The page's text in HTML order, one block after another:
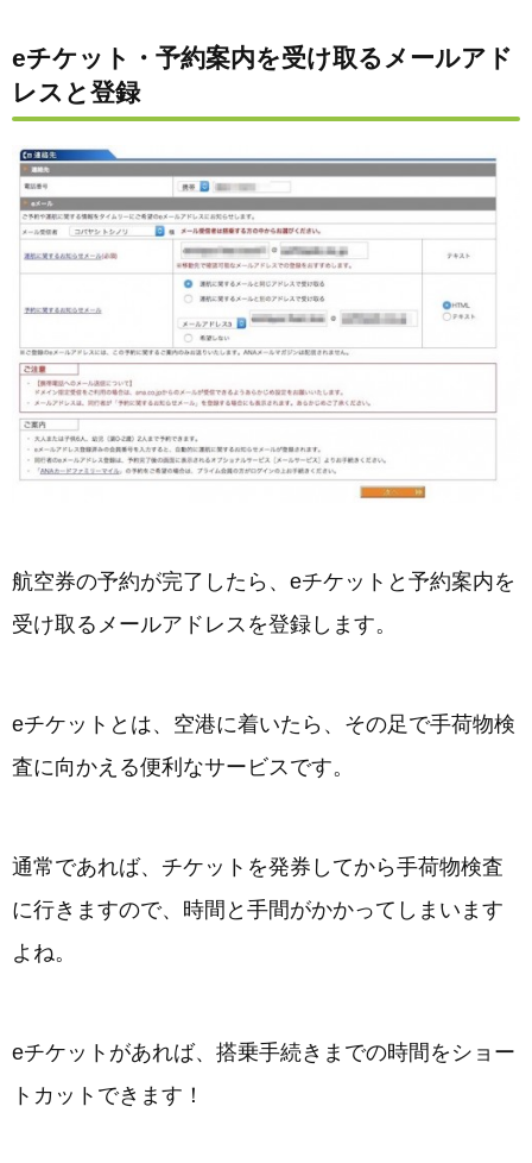
eチケット・予約案内を受け取るメールアド
レスと登録
航空券の予約が完了したら、eチケットと予約案内を
受け取るメールアドレスを登録します。
eチケットとは、空港に着いたら、その足で手荷物検
査に向かえる便利なサービスです。
通常であれば、チケットを発券してから手荷物検査
に行きますので、時間と手間がかかってしまいます
よね。
eチケットがあれば、搭乗手続きまでの時間をショー
トカットできます！